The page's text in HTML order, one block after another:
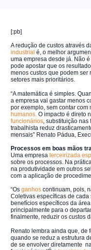
[:pb]
A redução de custos através
industrial é, o melhor
uma empresa desde já. Não
pode apostar que os
menos custos que podem
setores mais prioritários.
“A matemática é simples.
a empresa vai gastar menos
por exemplo, sem contar
humanos. O impacto é direto
funcionários , substituição
trabalhista reduz
mensais” Renato Pádua,
Processos em boas mãos
Uma empresaterceirizada
sobre os processos. Na
na produtividade em outros
com a aplicação de
“Osganhos continuam, pois,
Coletivas específicas de
benefícios específicos da
principalmente para o
finalmente, reduzir os custos
Renato lembra ainda que, de
quando se reduz a estrutura
de se envolver diretamente